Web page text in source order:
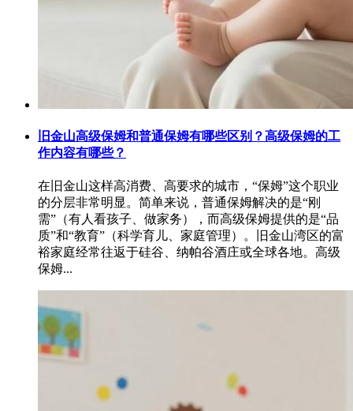
旧金山高级保姆和普通保姆有哪些区别？高级保姆的工
作内容有哪些？
在旧金山这样高消费、高要求的城市，“保姆”这个职业
的分层非常明显。简单来说，普通保姆解决的是“刚
需”（有人看孩子、做家务），而高级保姆提供的是“品
质”和“教育”（科学育儿、家庭管理）。旧金山湾区的富
裕家庭经常往返于硅谷、纳帕谷酒庄或全球各地。高级
保姆...